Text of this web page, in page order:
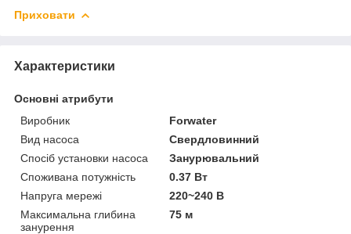
Приховати
Характеристики
Основні атрибути
Виробник
Forwater
Вид насоса
Свердловинний
Спосіб установки насоса
Занурювальний
Споживана потужність
0.37 Вт
Напруга мережі
220~240 В
Максимальна глибина
занурення
75 м